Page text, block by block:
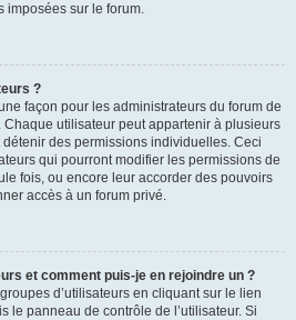
imposées sur le forum.
?
façon pour les administrateurs du forum de
utilisateur peut appartenir à plusieurs
des permissions individuelles. Ceci
qui pourront modifier les permissions de
fois, ou encore leur accorder des pouvoirs
accès à un forum privé.
et comment puis-je en rejoindre un ?
d’utilisateurs en cliquant sur le lien
le panneau de contrôle de l’utilisateur. Si